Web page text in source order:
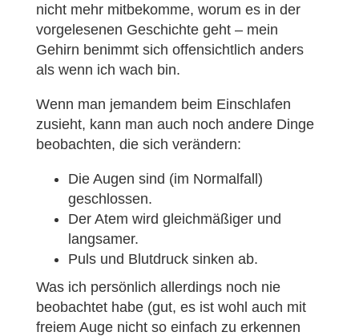
nicht mehr mitbekomme, worum es in der
vorgelesenen Geschichte geht – mein
Gehirn benimmt sich offensichtlich anders
als wenn ich wach bin.
Wenn man jemandem beim Einschlafen
zusieht, kann man auch noch andere Dinge
beobachten, die sich verändern:
Die Augen sind (im Normalfall)
geschlossen.
Der Atem wird gleichmäßiger und
langsamer.
Puls und Blutdruck sinken ab.
Was ich persönlich allerdings noch nie
beobachtet habe (gut, es ist wohl auch mit
freiem Auge nicht so einfach zu erkennen